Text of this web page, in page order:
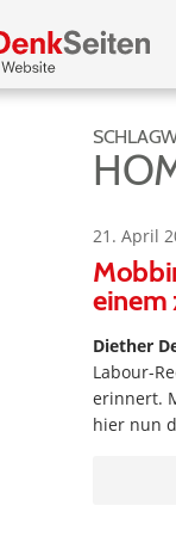
21. April
einem
Diether
Labour-
erinnert.
hier nun